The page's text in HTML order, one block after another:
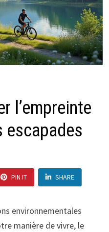
l’empreinte
escapades
PIN IT SHARE
environnementales
manière de vivre, le